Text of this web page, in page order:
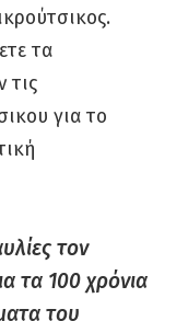
τα
τις
για το
τον
τα 100 χρόνια
του